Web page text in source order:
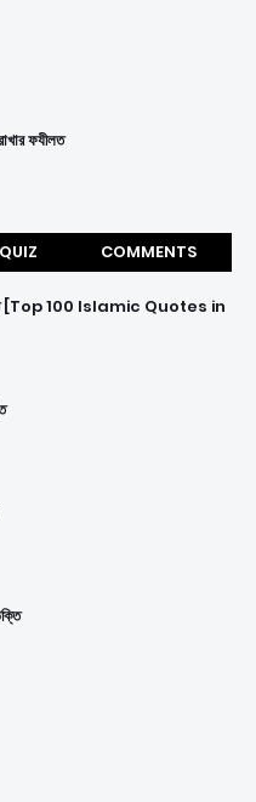
ফযীলত
COMMENTS
[Top 100 Islamic Quotes in